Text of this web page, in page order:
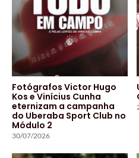
Fotógrafos Victor Hugo
Kos e Vinícius Cunha
eternizam a campanha
do Uberaba Sport Club no
Módulo 2
30/07/2026